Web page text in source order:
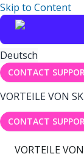
Skip to Content
Deutsch
CONTACT
VORTEILE VON
CONTACT
VORTEILE